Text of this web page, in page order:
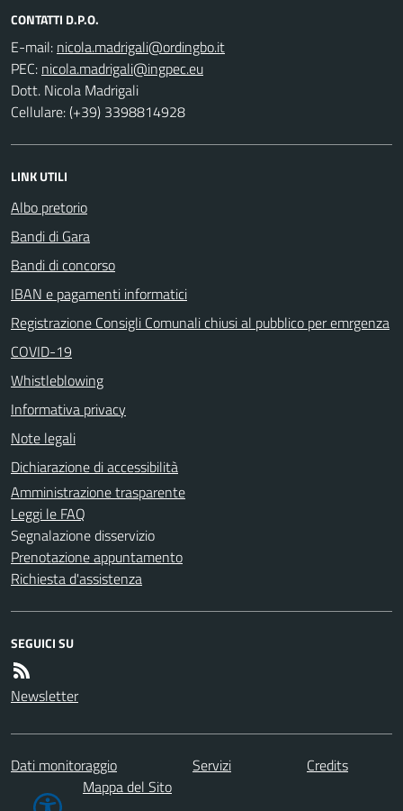
CONTATTI D.P.O.
E-mail:
PEC:
Dott. Nicola Madrigali
Cellulare: (+39) 3398814928
LINK UTILI
Albo pretorio
Bandi di Gara
Bandi di concorso
IBAN e pagamenti informatici
Registrazione Consigli Comunali chiusi al pubblico per emrgenza
COVID-19
Whistleblowing
Informativa privacy
Note legali
Dichiarazione di accessibilità
Amministrazione trasparente
Leggi le FAQ
Segnalazione disservizio
Prenotazione appuntamento
Richiesta d'assistenza
SEGUICI SU
Newsletter
Dati monitoraggio Servizi
Credits
Mappa del Sito